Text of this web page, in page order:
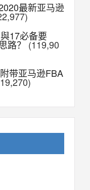
最新亚马逊
17必备要
路？ (119,90
带亚马逊FBA